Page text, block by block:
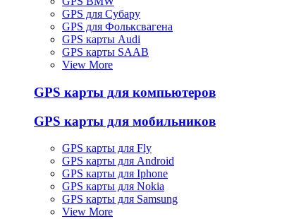
GPS для Субару
GPS для Фольксвагена
GPS карты Audi
GPS карты SAAB
View More
GPS карты для компьютеров
GPS карты для мобильников
GPS карты для Fly
GPS карты для Android
GPS карты для Iphone
GPS карты для Nokia
GPS карты для Samsung
View More